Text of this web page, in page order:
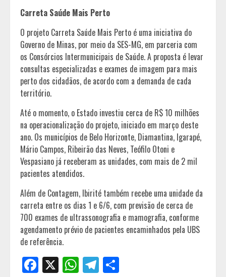
Carreta Saúde Mais Perto
O projeto Carreta Saúde Mais Perto é uma iniciativa do
Governo de Minas, por meio da SES-MG, em parceria com
os Consórcios Intermunicipais de Saúde. A proposta é levar
consultas especializadas e exames de imagem para mais
perto dos cidadãos, de acordo com a demanda de cada
território.
Até o momento, o Estado investiu cerca de R$ 10 milhões
na operacionalização do projeto, iniciado em março deste
ano. Os municípios de Belo Horizonte, Diamantina, Igarapé,
Mário Campos, Ribeirão das Neves, Teófilo Otoni e
Vespasiano já receberam as unidades, com mais de 2 mil
pacientes atendidos.
Além de Contagem, Ibirité também recebe uma unidade da
carreta entre os dias 1 e 6/6, com previsão de cerca de
700 exames de ultrassonografia e mamografia, conforme
agendamento prévio de pacientes encaminhados pela UBS
de referência.
Facebook
X WhatsApp
Telegram